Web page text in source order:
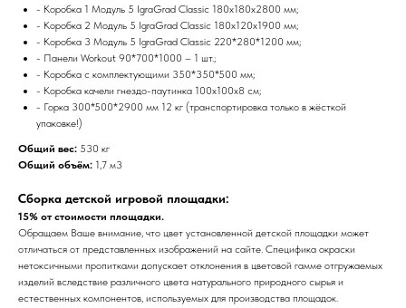
- Коробка 1 Модуль 5 IgraGrad Classic 180х180х2800 мм;
- Коробка 2 Модуль 5 IgraGrad Classic 180х120х1900 мм;
- Коробка 3 Модуль 5 IgraGrad Classic 220*280*1200 мм;
- Панели Workout 90*700*1000 – 1 шт.;
- Коробка с комплектующими 350*350*500 мм;
- Коробка качели гнездо-паутинка 100х100х8 см;
- Горка 300*500*2900 мм 12 кг (транспортировка только в жёсткой
упаковке!)
Общий вес: 530 кг
Общий объём: 1,7 м3
Сборка детской игровой площадки:
15% от стоимости площадки.
Обращаем Ваше внимание, что цвет установленной детской площадки может
отличаться от представленных изображений на сайте. Специфика окраски
нетоксичными пропитками допускает отклонения в цветовой гамме отгружаемых
изделий вследствие различного цвета натурального природного сырья и
естественных компонентов, используемых для производства площадок.